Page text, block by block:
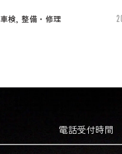
車検, 整備・修理
電話受付時間